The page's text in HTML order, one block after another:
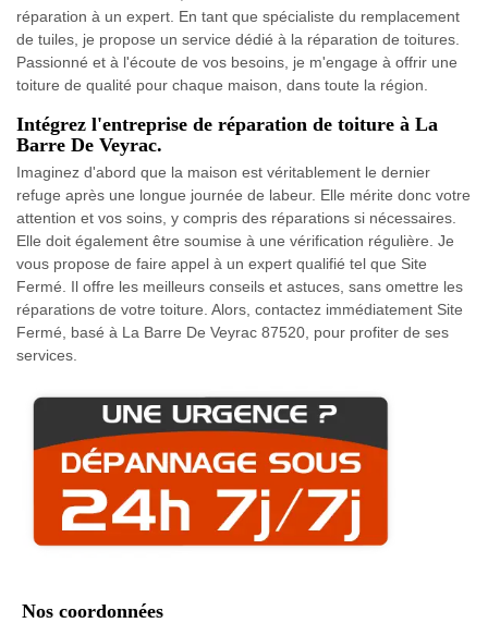
réparation à un expert. En tant que spécialiste du remplacement
de tuiles, je propose un service dédié à la réparation de toitures.
Passionné et à l'écoute de vos besoins, je m'engage à offrir une
toiture de qualité pour chaque maison, dans toute la région.
Intégrez l'entreprise de réparation de toiture à La
Barre De Veyrac.
Imaginez d'abord que la maison est véritablement le dernier
refuge après une longue journée de labeur. Elle mérite donc votre
attention et vos soins, y compris des réparations si nécessaires.
Elle doit également être soumise à une vérification régulière. Je
vous propose de faire appel à un expert qualifié tel que Site
Fermé. Il offre les meilleurs conseils et astuces, sans omettre les
réparations de votre toiture. Alors, contactez immédiatement Site
Fermé, basé à La Barre De Veyrac 87520, pour profiter de ses
services.
Nos coordonnées